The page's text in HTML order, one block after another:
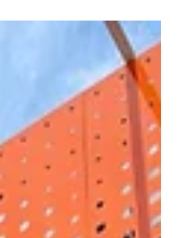
Mundial: cómo
nacional desde
barrio
Conaprole como aliado
de 70 panaderías de todo el
mundialistas con bizcochos